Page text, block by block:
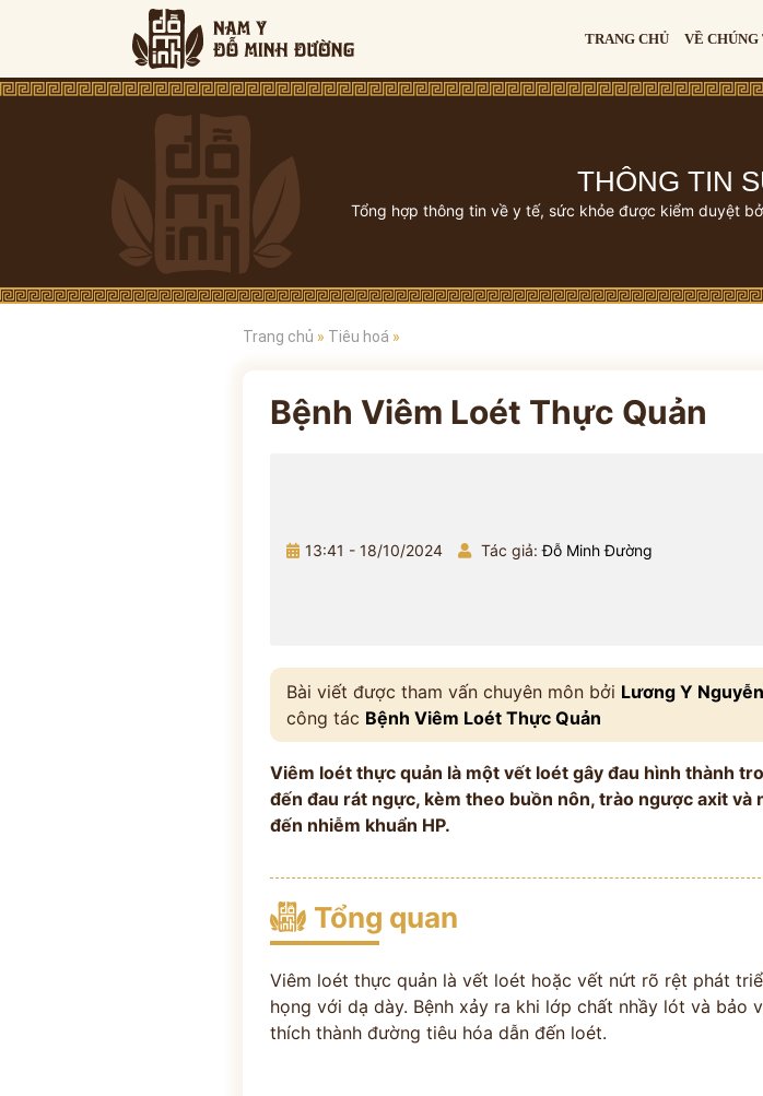
TRANG CHỦ VỀ
THÔNG TIN
Tổng hợp thông tin về y tế, sức khỏe được kiểm duyệt
Trang chủ » Tiêu hoá »
Bệnh Viêm Loét Thực Quản
13:41 - 18/10/2024 Tác giả:Đỗ Minh Đường
Bài viết được tham vấn chuyên môn bởi Lương Y
công tác Bệnh Viêm Loét Thực Quản
Viêm loét thực quản là một vết loét gây đau hình thành
đến đau rát ngực, kèm theo buồn nôn, trào ngược axit
đến nhiễm khuẩn HP.
Tổng quan
Viêm loét thực quản là vết loét hoặc vết nứt rõ rệt phát
họng với dạ dày. Bệnh xảy ra khi lớp chất nhầy lót và
thích thành đường tiêu hóa dẫn đến loét.